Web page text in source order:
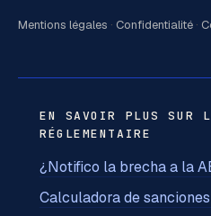
Mentions légales · Confidentialité ·
EN SAVOIR PLUS SUR
RÉGLEMENTAIRE
¿Notifico la brecha a la
Calculadora de